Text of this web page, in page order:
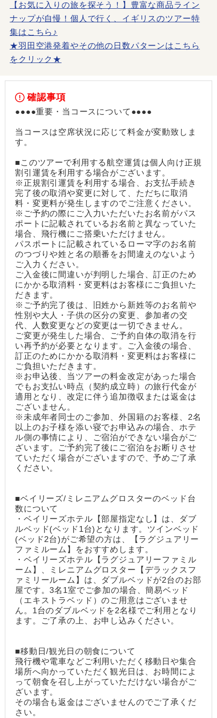
【お気に入りの旅を探そう！】豊富な商品ライン
ナップが自慢！個人で行く、イギリスのツアー特
集はこちら♪
★羽田空港発着やその他の日数パターンはこちら
をクリック★
確認事項
●●●●重要・当コースについて●●●●
当コースは空席状況に応じて料金が変動致しま
す。
■このツアーで利用する航空運賃は個人向け正規
割引運賃を利用する場合がございます。
※正規割引運賃を利用する場合、お支払手続き
完了後の取消や変更に対して、ただちに取消
料・変更料が発生しますのでご注意ください。
※ご予約の際にご入力いただいたお名前がパス
ポートに記載されているお名前と異なっていた
場合、飛行機にご搭乗いただけません。
パスポートに記載されているローマ字のお名前
のつづりや姓と名の順番をお間違えのないよう
ご入力ください。
ご入金後に間違いが判明した場合、訂正のため
にかかる取消料・変更料はお客様にご負担いた
だきます。
※ご予約完了後は、旧姓から新姓等のお名前や
性別や大人・子供の区分の変更、参加者の交
代、人数変更などの変更は一切できません。
ご変更が発生した場合、ご予約自体の取消を行
い再予約が必要となります。ご入金後の場合、
訂正のためにかかる取消料・変更料はお客様に
ご負担いただきます。
※お申込後、当ツアーの料金改定があった場合
でもお支払い時点（契約成立時）の旅行代金が
適用となり、改定に伴う追加徴収または返金は
ございません。
※未成年者同士のご参加、外国籍のお客様、2名
以上のお子様を添い寝でお申込みの場合、ホテ
ル側の事情により、ご宿泊ができない場合がご
ざいます。ご予約完了後にご宿泊をお断りさせ
ていただく場合がございますので、予めご了承
ください。
■ベイリーズ/ミレニアムグロスターのベッド台
数について
・ベイリーズホテル【部屋指定なし】は、ダブ
ルベッド(ベッド1台)となります。ツインベッド
(ベッド2台)がご希望の方は、【ラグジュアリー
ファミルーム】をおすすめします。
・ベイリーズホテル【ラグジュアリーファミル
ーム】、ミレニアムグロスター【デラックスフ
ァミリールーム】は、ダブルベッドが2台のお部
屋です。3名1室でご参加の場合、簡易ベッド
（エキストラベッド）のご用意はございませ
ん。1台のダブルベッドを2名様でご利用となり
ます。ご了承の上、お申し込みください。
■移動日/観光日の朝食について
飛行機や電車などご利用いただく移動日や集合
場所へ向かっていただく観光日は、お時間によ
って朝食を召し上がっていただけない場合がご
ざいます。
その場合も返金はございませんのでご了承くだ
さい。